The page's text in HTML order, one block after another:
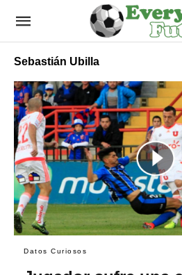
Sebastián Ubilla
Datos Curiosos